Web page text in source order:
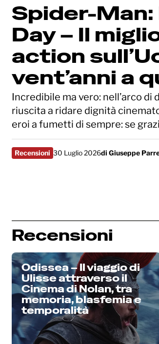
Spider-Man:
Day – Il
action
vent’anni a
Incredibile ma vero: nell’arco
riuscita a ridare dignità
eroi a fumetti di sempre: se
Recensioni 30 Luglio 2026di Giuseppe
Recensioni
Odissea – Il viaggio di
Ulisse attraverso il
Cinema di Nolan, tra
memoria, blasfemia e
temporalità